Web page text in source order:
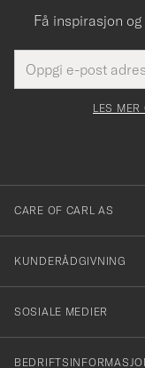
Få inspirasjon
postadresse
felt
Tack
för
dig
till
vårt
nyhetsbrev!
LES MER
CARE OF CARL AS
KUNDERÅDGIVNING
SOSIALE MEDIER